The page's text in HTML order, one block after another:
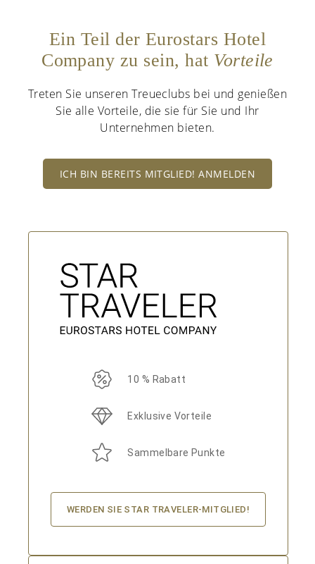
Ein Teil der Eurostars Hotel
Company zu sein, hat Vorteile
Treten Sie unseren Treueclubs bei und genießen
Sie alle Vorteile, die sie für Sie und Ihr
Unternehmen bieten.
ICH BIN BEREITS MITGLIED! ANMELDEN
10 % Rabatt
Exklusive Vorteile
Sammelbare Punkte
WERDEN SIE STAR TRAVELER-MITGLIED!